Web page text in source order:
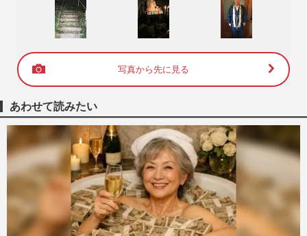
写真から先に見る
あわせて読みたい